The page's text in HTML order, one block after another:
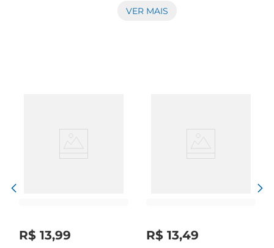
sobremesas e pratos do dia a dia, proporcionando
ajudar na saúde bucal, contribuindo para a
O adoçante Linea Xilitol é extremamente versátil
VER MAIS
R$ 13,99 R$ 13,49